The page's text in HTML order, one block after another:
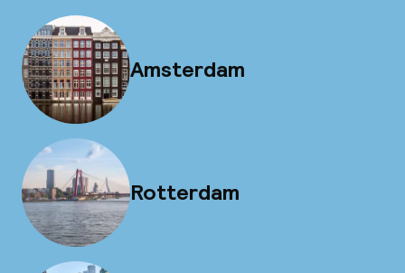
Amsterdam
Rotterdam